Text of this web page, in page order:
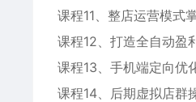
课程11、整店运营模式
课程12、打造全自动盈
课程13、手机端定向优
课程14、后期虚拟店群